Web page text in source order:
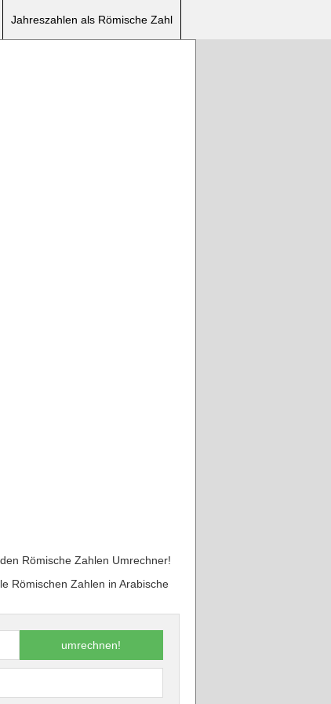
Jahreszahlen als Römische Zahl
Römische Zahlen Umrechner!
Römischen Zahlen in Arabische
umrechnen!